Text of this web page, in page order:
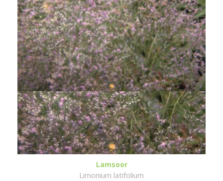
Lamsoor
Limonium latifolium